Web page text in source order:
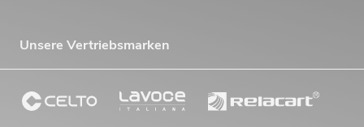
Unsere Vertriebsmarken